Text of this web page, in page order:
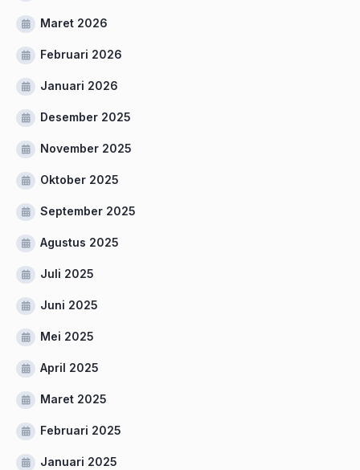
Maret 2026
Februari 2026
Januari 2026
Desember 2025
November 2025
Oktober 2025
September 2025
Agustus 2025
Juli 2025
Juni 2025
Mei 2025
April 2025
Maret 2025
Februari 2025
Januari 2025